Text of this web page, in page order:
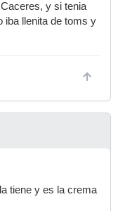
y si tenia
iba llenita de toms y
tiene y es la crema